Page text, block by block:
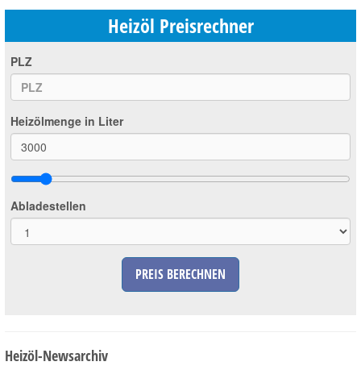
Heizöl Preisrechner
PLZ
Heizölmenge in Liter
Abladestellen
PREIS BERECHNEN
Heizöl-Newsarchiv